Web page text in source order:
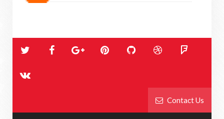
Contact Us